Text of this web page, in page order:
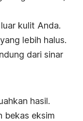
kulit Anda.
lebih halus.
dari sinar
hasil.
bekas eksim